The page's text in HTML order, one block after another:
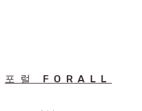
포럴 FORALL